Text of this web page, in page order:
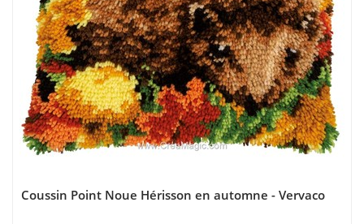
Coussin Point Noue Hérisson en automne - Vervaco